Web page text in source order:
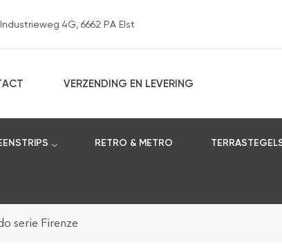
4G, 6662 PA Elst
VERZENDING EN LEVERING
RETRO & METRO
serie Firenze